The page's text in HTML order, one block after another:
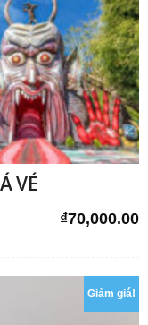
VÉ
₫70,000.00
Giảm giá!